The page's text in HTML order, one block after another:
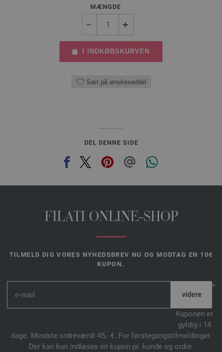
MÆNGDE
I INDKØBSKURVEN
Sæt på ønskeseddel
DEL DENNE SIDE
FILATI ONLINE-SHOP
TILMELD DIG VORES NYHEDSBREV NU OG MODTAG EN 10€
KUPON.
*
Kuponen er
gyldig i 14
dage. Mindste ordreværdi 45,- €. For førstegangstilmeldinger.
Der kan kun indløses én kupon pr. kunde og ordre.